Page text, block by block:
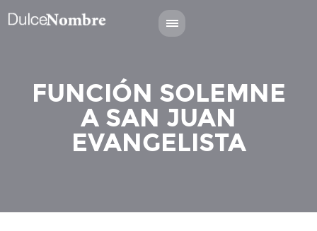
FUNCIÓN SOLEMNE
A SAN JUAN
EVANGELISTA